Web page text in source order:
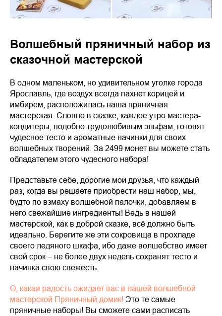
Волшебный пряничный набор из
сказочной мастерской
В одном маленьком, но удивительном уголке города
Ярославль, где воздух всегда пахнет корицей и
имбирем, расположилась наша пряничная
мастерская. Словно в сказке, каждое утро мастера-
кондитеры, подобно трудолюбивым эльфам, готовят
чудесное тесто и ароматные начинки для своих
волшебных творений. За 2499 монет вы можете стать
обладателем этого чудесного набора!
Представьте себе, дорогие мои друзья, что каждый
раз, когда вы решаете приобрести наш набор, мы,
будто по взмаху волшебной палочки, добавляем в
него свежайшие ингредиенты! Ведь в нашей
мастерской, как в доброй сказке, всё должно быть
идеально. Берегите же эти сокровища в прохладе
своего ледяного шкафа, ибо даже волшебство имеет
свой срок – не более двух недель сохранят тесто и
начинка свою свежесть.
О, какая радость ожидает вас в нашей волшебной
мастерской Пряничный домик! Это те самые
пряничные наборы! Вы сможете сами расписать